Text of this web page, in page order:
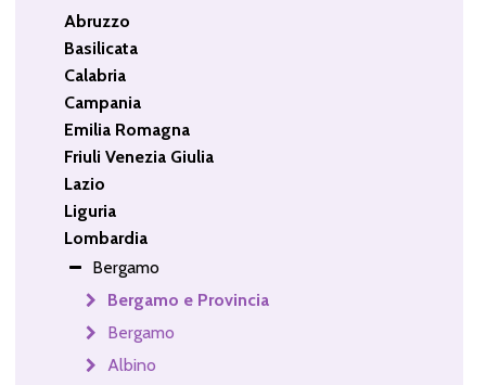
Abruzzo
Basilicata
Calabria
Campania
Emilia Romagna
Friuli Venezia Giulia
Lazio
Liguria
Lombardia
Bergamo
Bergamo e Provincia
Bergamo
Albino